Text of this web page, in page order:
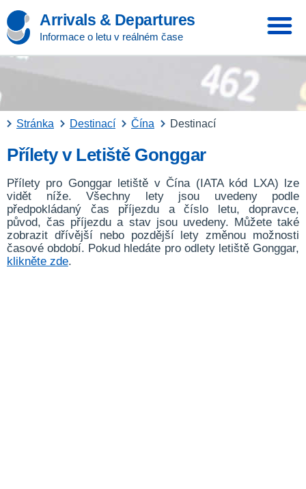
Arrivals & Departures
Informace o letu v reálném čase
Stránka Destinací Čína Destinací
Přílety v Letiště Gonggar
Přílety pro Gonggar letiště v Čína (IATA kód LXA) lze
vidět níže. Všechny lety jsou uvedeny podle
předpokládaný čas příjezdu a číslo letu, dopravce,
původ, čas příjezdu a stav jsou uvedeny. Můžete také
zobrazit dřívější nebo pozdější lety změnou možnosti
časové období. Pokud hledáte pro odlety letiště Gonggar,
klikněte zde.